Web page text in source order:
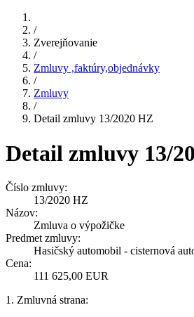
/
Zverejňovanie
/
Zmluvy ,faktúry,objednávky
/
Zmluvy
/
Detail zmluvy 13/2020 HZ
Detail zmluvy 13/
Číslo zmluvy:
13/2020 HZ
Názov:
Zmluva o výpožičke
Predmet zmluvy:
Hasičský automobil - cisternová
Cena:
111 625,00 EUR
1. Zmluvná strana: